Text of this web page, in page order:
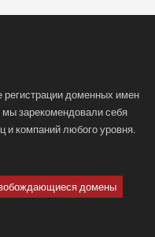
доменных имен
мы зарекомендовали себя
и компаний любого уровня.
домены